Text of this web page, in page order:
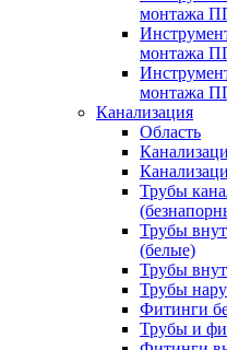
монтажа
монтажа
монтажа
Канализация
Область
Трубы
Трубы
(белые)
Трубы
Трубы
Фитинги
Трубы и